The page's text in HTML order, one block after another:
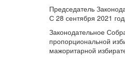
Председатель
С 28 сентября 2021
Законодательное
пропорциональной
мажоритарной